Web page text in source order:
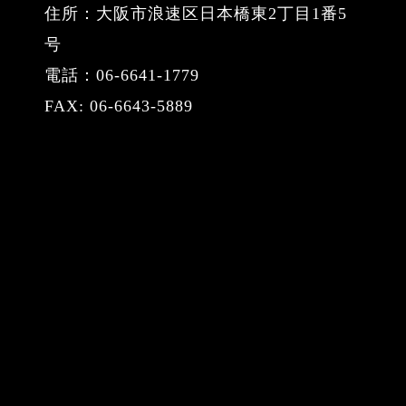
住所：大阪市浪速区日本橋東2丁目1番5
号
電話：06-6641-1779
FAX: 06-6643-5889